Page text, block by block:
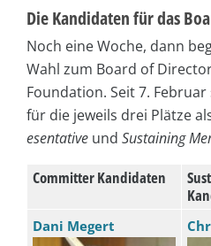
Die Kandidaten für das
Noch eine Woche, dann
Wahl zum Board of
Foundation. Seit 7.
für die jeweils drei Plätze
esentative und Sustaining
Committer Kandidaten
Dani Megert